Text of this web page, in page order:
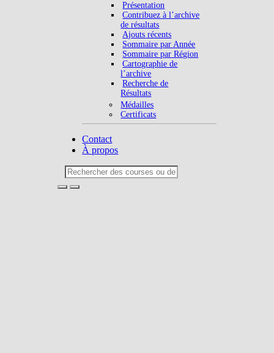
Présentation
Contribuez à l’archive
de résultats
Ajouts récents
Sommaire par Année
Sommaire par Région
Cartographie de
l’archive
Recherche de
Résultats
Médailles
Certificats
Contact
À propos